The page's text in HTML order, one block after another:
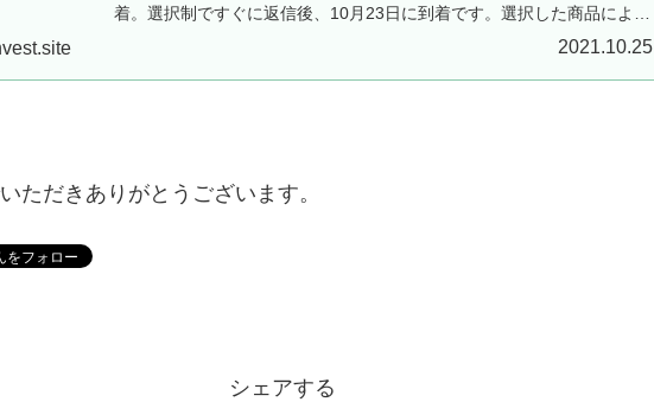
着。選択制ですぐに返信後、10月23日に到着です。選択した商品によっ
2021.10.25
ただきありがとうございます。
シェアする